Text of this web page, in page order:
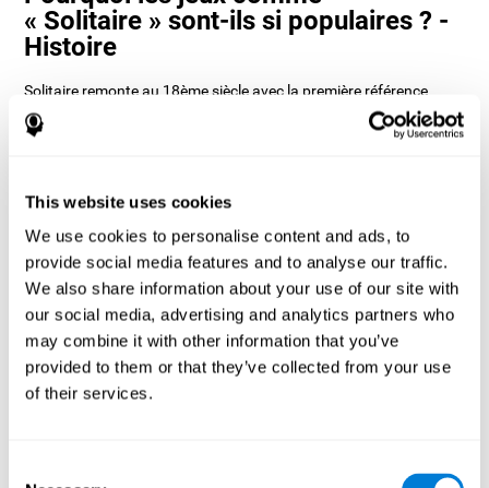
This website uses cookies
We use cookies to personalise content and ads, to
provide social media features and to analyse our traffic.
We also share information about your use of our site with
our social media, advertising and analytics partners who
may combine it with other information that you’ve
provided to them or that they’ve collected from your use
of their services.
« Solitaire » sont-ils si populaires ? -
Histoire
Solitaire remonte au 18ème siècle avec la première référence
dans un livre allemand appelé Das neue Königliche L'Hombre-Spiel
de 1783. Dans cette référence, il semble qu'il s'agissait d'un jeu de
s'appelle Klondike et c'est celle utilisée dans les versions
ordinateur et mobile. CogniFit, voyant qu'il s'agit d'un jeu avec
tant d'histoire et de polyvalence, a décidé de créer un jeu
classique avec des touches spéciales pour entraîner diverses
compétences cognitives telles que la mémoire à court terme, la
planification et la surveillance.
Comment le jeu d'esprit « Solitaire »
améliore-t-il mes capacités
Jouer à plusieurs reprises et s'entraîner régulièrement avec le